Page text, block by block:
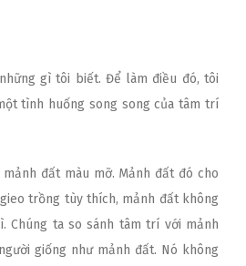
gì tôi biết. Để làm điều đó, tôi
tình huống song song của tâm trí
đất màu mỡ. Mảnh đất đó cho
trồng tùy thích, mảnh đất không
Chúng ta so sánh tâm trí với mảnh
giống như mảnh đất. Nó không